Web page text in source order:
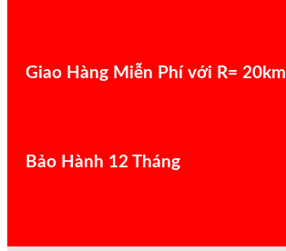
Giao Hàng Miễn Phí với R= 20km
Bảo Hành 12 Tháng